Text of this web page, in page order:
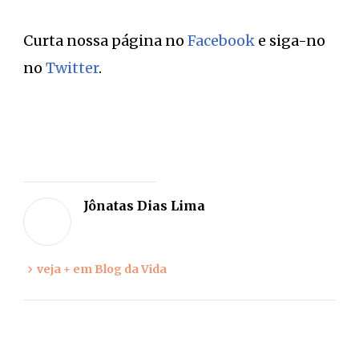
Curta nossa página no Facebook e siga-no
no Twitter.
Jônatas Dias Lima
veja + em Blog da Vida